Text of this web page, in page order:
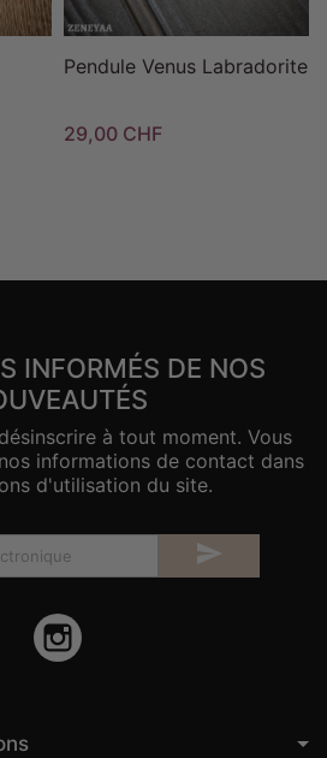
Pendule Venus Labradorite
29,00 CHF
INFORMÉS DE NOS
à tout moment. Vous
informations de contact dans
d'utilisation du site.
